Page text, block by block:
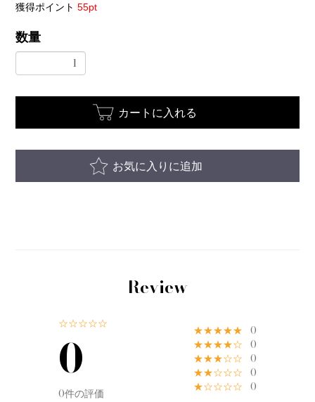
獲得ポイント 55pt
数量
カートに入れる
お気に入りに追加
Review
☆☆☆☆☆
0
0件の評価
★★★★★ 0
★★★★☆ 0
★★★☆☆ 0
★★☆☆☆ 0
★☆☆☆☆ 0